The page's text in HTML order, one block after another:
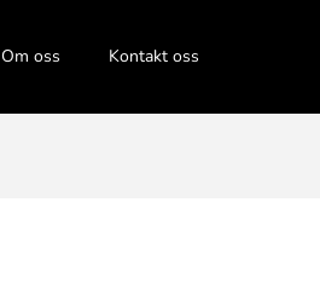
Om oss Kontakt oss